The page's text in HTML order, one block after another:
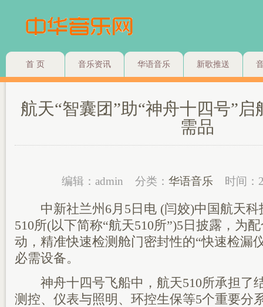
首 页 音乐资讯 华语音乐 新歌推送
航天“智囊团”助“神舟十四号”
需品
编辑：admin 分类： 华语音乐 时间：
中新社兰州6月5日电 (闫姣)中国航天科
510所(以下简称“航天510所”)5日披露，为
动，精准快速检测舱门密封性的“快速检漏
必需设备。
神舟十四号飞船中，航天510所承担了
测控、仪表与照明、环控生保等5个重要分